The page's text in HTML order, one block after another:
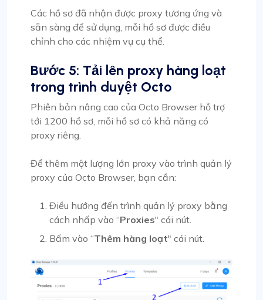
Các hồ sơ đã nhận được proxy tương ứng và
sẵn sàng để sử dụng, mỗi hồ sơ được điều
chỉnh cho các nhiệm vụ cụ thể.
Bước 5: Tải lên proxy hàng loạt
trong trình duyệt Octo
Phiên bản nâng cao của Octo Browser hỗ trợ
tới 1200 hồ sơ, mỗi hồ sơ có khả năng có
proxy riêng.
Để thêm một lượng lớn proxy vào trình quản lý
proxy của Octo Browser, bạn cần:
Điều hướng đến trình quản lý proxy bằng
cách nhấp vào “Proxies" cái nút.
Bấm vào “Thêm hàng loạt" cái nút.